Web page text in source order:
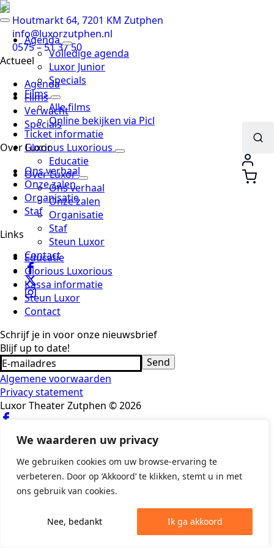
We waarderen uw privacy
We gebruiken cookies om uw browse-ervaring te
verbeteren. Door op ‘Akkoord’ te klikken, stemt u in met
ons gebruik van cookies.
Nee, bedankt Ik ga akkoord
Agenda
Volledige agenda
Luxor Junior
Specials
Films
Alle films
Online bekijken via Picl
Ticket informatie
Glorious Luxorious
Educatie
Over Luxor
Ons verhaal
Onze zalen
Organisatie
Staf
Steun Luxor
Contact
Search
for:
Houtmarkt 64, 7201 KM Zutphen
info@luxorzutphen.nl
0575 – 51 37 50
Actueel
Agenda
Films
Verwacht
Specials
Over Luxor
Ons verhaal
Onze zalen
Organisatie
Staf
Links
Educatie
Glorious Luxorious
Kassa informatie
Steun Luxor
Contact
Schrijf je in voor onze nieuwsbrief
Blijf up to date!
Send
Algemene voorwaarden
Privacy statement
Luxor Theater Zutphen © 2026